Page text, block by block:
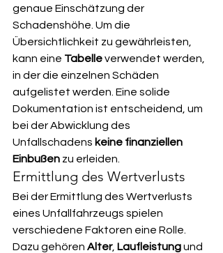
genaue Einschätzung der
Schadenshöhe. Um die
Übersichtlichkeit zu gewährleisten,
kann eine Tabelle verwendet werden,
in der die einzelnen Schäden
aufgelistet werden. Eine solide
Dokumentation ist entscheidend, um
bei der Abwicklung des
Unfallschadens keine finanziellen
Einbußen zu erleiden.
Ermittlung des Wertverlusts
Bei der Ermittlung des Wertverlusts
eines Unfallfahrzeugs spielen
verschiedene Faktoren eine Rolle.
Dazu gehören Alter, Laufleistung und